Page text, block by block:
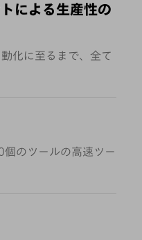
による生産性の
化に至るまで、全て
のツールの高速ツー